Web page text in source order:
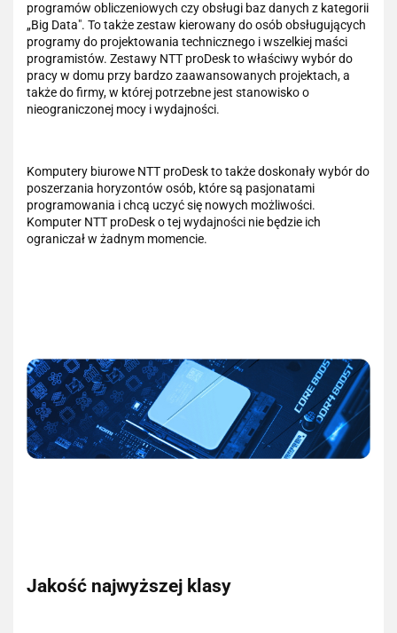
programów obliczeniowych czy obsługi baz danych z kategorii
„Big Data". To także zestaw kierowany do osób obsługujących
programy do projektowania technicznego i wszelkiej maści
programistów. Zestawy NTT proDesk to właściwy wybór do
pracy w domu przy bardzo zaawansowanych projektach, a
także do firmy, w której potrzebne jest stanowisko o
nieograniczonej mocy i wydajności.
Komputery biurowe NTT proDesk to także doskonały wybór do
poszerzania horyzontów osób, które są pasjonatami
programowania i chcą uczyć się nowych możliwości.
Komputer NTT proDesk o tej wydajności nie będzie ich
ograniczał w żadnym momencie.
Jakość najwyższej klasy